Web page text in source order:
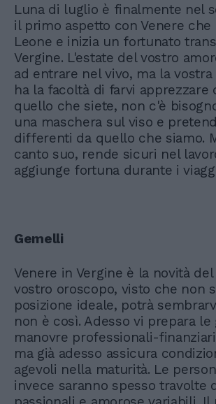
Luna di luglio è finalmente nel
il primo aspetto con Venere che
Leone e inizia un fortunato
Vergine. L'estate del vostro
ad entrare nel vivo, ma la
ha la facoltà di farvi apprezzare
quello che siete, non c'è
una maschera sul viso e
differenti da quello che siamo.
canto suo, rende sicuri nel
aggiunge fortuna durante i
Gemelli
Venere in Vergine è la novità
vostro oroscopo, visto che non
posizione ideale, potrà
non è così. Adesso vi prepara le
manovre professionali-
ma già adesso assicura
agevoli nella maturità. Le
invece saranno spesso travolte